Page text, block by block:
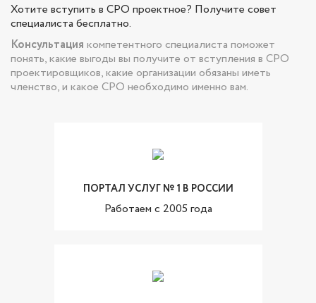
Хотите вступить в СРО проектное? Получите совет
специалиста бесплатно.
Консультация компетентного специалиста поможет
понять, какие выгоды вы получите от вступления в СРО
проектировщиков, какие организации обязаны иметь
членство, и какое СРО необходимо именно вам.
ПОРТАЛ УСЛУГ № 1 В РОССИИ
Работаем с 2005 года